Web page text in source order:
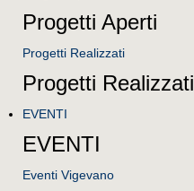
Progetti Aperti
Progetti Realizzati
Progetti Realizzati
EVENTI
EVENTI
Eventi Vigevano